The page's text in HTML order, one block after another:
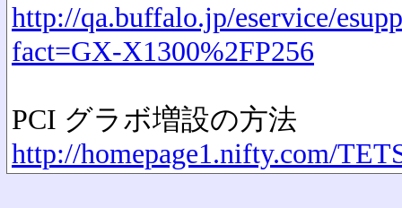
http://qa.buffalo.jp/eservice/
fact=GX-X1300%2FP256
PCI グラボ増設の方法
http://homepage1.nifty.com/